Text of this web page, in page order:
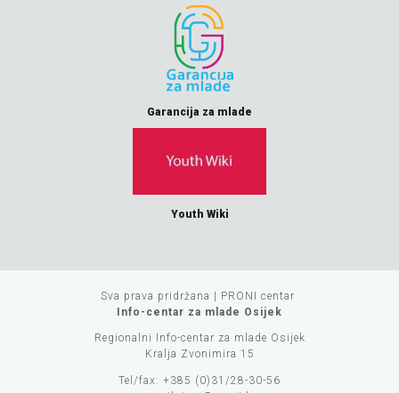
Garancija za mlade
Youth Wiki
Sva prava pridržana | PRONI centar
Info-centar za mlade Osijek
Regionalni Info-centar za mlade Osijek
Kralja Zvonimira 15
Tel/fax: +385 (0)31/28-30-56